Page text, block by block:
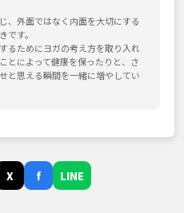
、外面ではなく内面を大切にする
です。
るためにヨガの考え方を取り入れ
とによって健康を保ったりと、さ
と思える瞬間を一緒に増やしてい
X f LINE